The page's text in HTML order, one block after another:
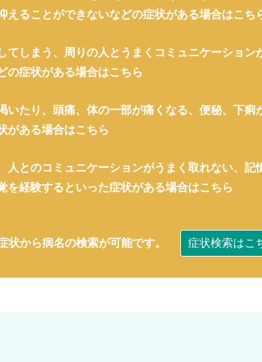
えることができないなどの症状がある場合はこち
しまう、周りの人とうまくコミュニケーション
の症状がある場合はこちら
いたり、頭痛、体の一部が痛くなる、便秘、下痢
がある場合はこちら
人とのコミュニケーションがうまく取れない、記
を経験するといった症状がある場合はこちら
状から病名の検索が可能です。 症状検索はこ